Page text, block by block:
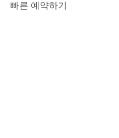
빠른 예약하기